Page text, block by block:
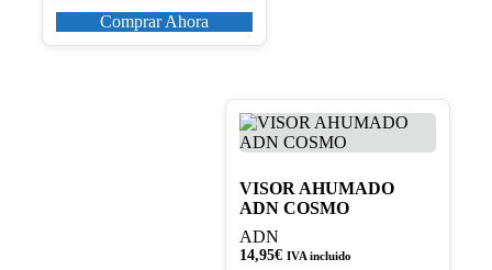
Comprar Ahora
VISOR AHUMADO
ADN COSMO
ADN
14,95€ IVA incluido